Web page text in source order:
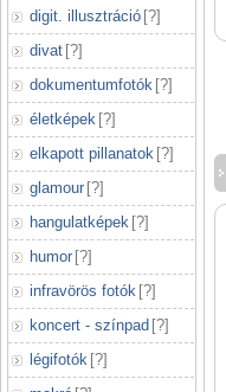
digit. illusztráció [?]
divat [?]
dokumentumfotók [?]
életképek [?]
elkapott pillanatok [?]
glamour [?]
hangulatképek [?]
humor [?]
infravörös fotók [?]
koncert - színpad [?]
légifotók [?]